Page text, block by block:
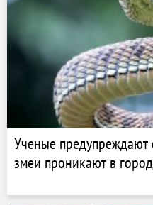
Ученые предупреждают
змеи проникают в